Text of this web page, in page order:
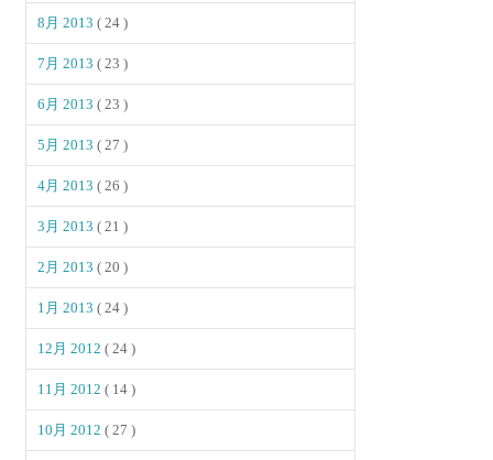
8月 2013( 24 )
7月 2013( 23 )
6月 2013( 23 )
5月 2013( 27 )
4月 2013( 26 )
3月 2013( 21 )
2月 2013( 20 )
1月 2013( 24 )
12月 2012( 24 )
11月 2012( 14 )
10月 2012( 27 )